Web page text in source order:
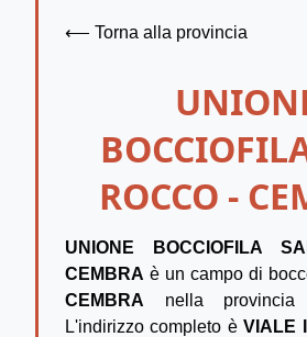
⟵ Torna alla provincia
ROCCO -
UNIONE BOCCIOFILA
CEMBRA è un campo di
CEMBRA nella
L'indirizzo completo èVIALE